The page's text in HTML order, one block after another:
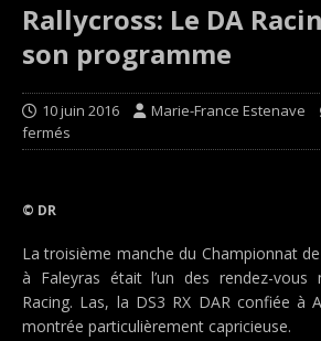
Rallycross: Le DA
son programme
10 juin 2016 Marie-France Estenave
fermés
© DR
La troisième manche du Championnat
à Faleyras était l’un des rendez-
Racing. Las, la DS3 RX DAR confiée à
montrée particulièrement capricieuse.